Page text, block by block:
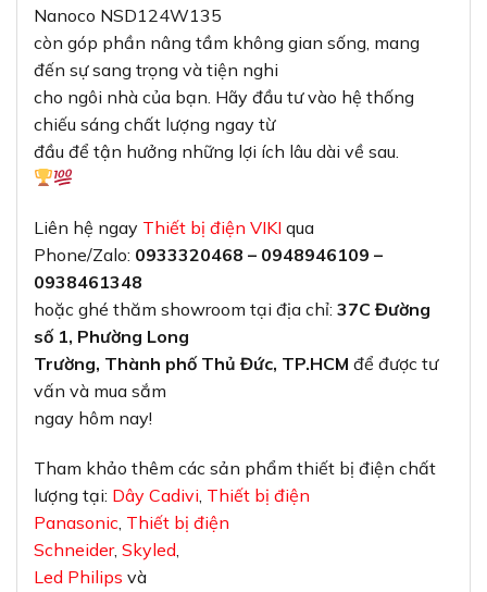
Nanoco NSD124W135
còn góp phần nâng tầm không gian sống, mang
đến sự sang trọng và tiện nghi
cho ngôi nhà của bạn. Hãy đầu tư vào hệ thống
chiếu sáng chất lượng ngay từ
đầu để tận hưởng những lợi ích lâu dài về sau.
Liên hệ ngay Thiết bị điện VIKI qua
Phone/Zalo: 0933320468 – 0948946109 –
0938461348
hoặc ghé thăm showroom tại địa chỉ: 37C Đường
số 1, Phường Long
Trường, Thành phố Thủ Đức, TP.HCM để được tư
vấn và mua sắm
ngay hôm nay!
Tham khảo thêm các sản phẩm thiết bị điện chất
lượng tại: Dây Cadivi, Thiết bị điện
Panasonic, Thiết bị điện
Schneider, Skyled,
Led Philips và